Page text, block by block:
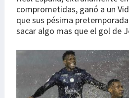
comprometidas, ganó a un
que sus pésima
sacar algo mas que el gol de